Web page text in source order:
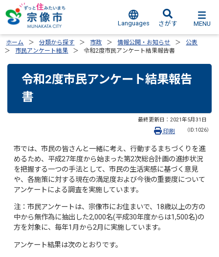
Languages さがす MENU
ホーム 分類から探す 市政 情報公開・お知らせ
公表
市民アンケート結果
令和2度市民アンケート結果報告書
令和2度市民アンケート結果報告
書
最終更新日： 2021年5月31日
（ID:1026）
印刷
市では、市民の皆さんと一緒に考え、行動するまちづくりを進
めるため、平成27年度から始まった第2次総合計画の進捗状況
を把握する一つの手法として、市民の生活実感に基づく意見
や、各施策に対する現在の満足度および今後の重要度について
アンケートによる調査を実施しています。
注：市民アンケートは、宗像市にお住まいで、18歳以上の方の
中から無作為に抽出した2,000名(平成30年度からは1,500名)の
方を対象に、毎年1月から2月に実施しています。
アンケート結果は次のとおりです。